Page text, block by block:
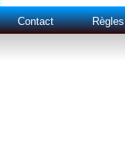
Contact Règles